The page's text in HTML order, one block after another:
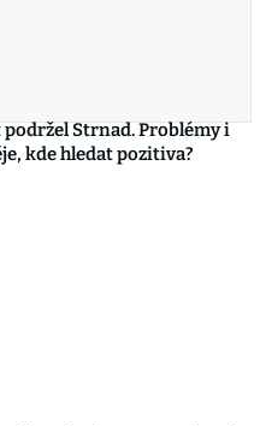
Strnad. Problémy i
kde hledat pozitiva?